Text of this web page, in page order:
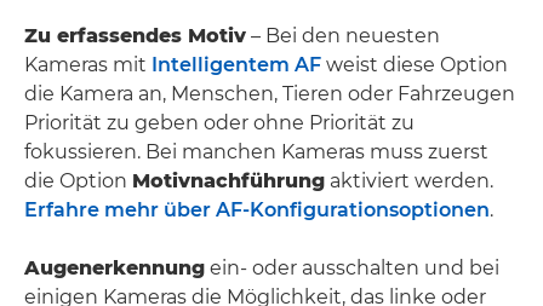
Zu erfassendes Motiv – Bei den neuesten
Kameras mit Intelligentem AF weist diese Option
die Kamera an, Menschen, Tieren oder Fahrzeugen
Priorität zu geben oder ohne Priorität zu
fokussieren. Bei manchen Kameras muss zuerst
die Option Motivnachführung aktiviert werden.
Erfahre mehr über AF-Konfigurationsoptionen.
Augenerkennung ein- oder ausschalten und bei
einigen Kameras die Möglichkeit, das linke oder